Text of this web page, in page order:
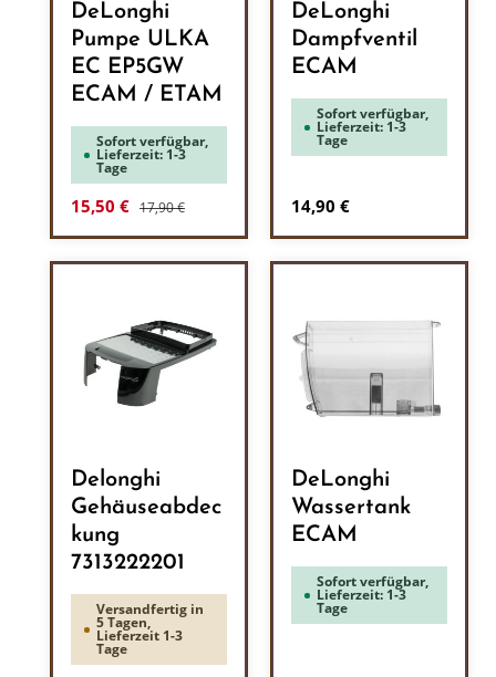
DeLonghi
Pumpe ULKA
EC EP5GW
ECAM / ETAM
Sofort verfügbar,
Lieferzeit: 1-3
Tage
Verkaufspreis:
15,50 € Regulärer Preis:
17,90 €
DeLonghi
Dampfventil
ECAM
Sofort verfügbar,
Lieferzeit: 1-3
Tage
Regulärer Preis:
14,90 €
Delonghi
Gehäuseabdec
kung
7313222201
Versandfertig in
5 Tagen,
Lieferzeit 1-3
Tage
DeLonghi
Wassertank
ECAM
Sofort verfügbar,
Lieferzeit: 1-3
Tage